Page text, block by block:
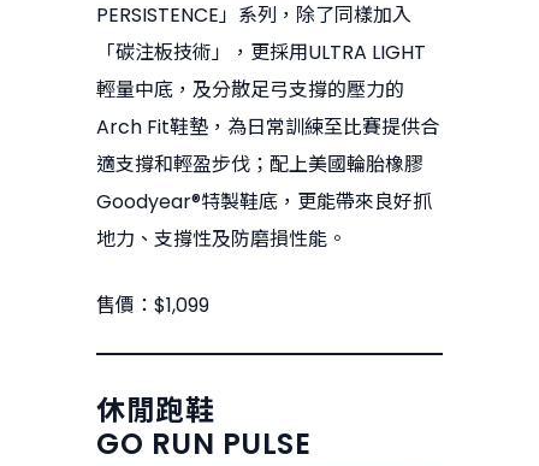
PERSISTENCE」系列，除了同樣加入
「碳注板技術」，更採用ULTRA LIGHT
輕量中底，及分散足弓支撐的壓力的
Arch Fit鞋墊，為日常訓練至比賽提供合
適支撐和輕盈步伐；配上美國輪胎橡膠
Goodyear®特製鞋底，更能帶來良好抓
地力、支撐性及防磨損性能。
售價：$1,099
休閒跑鞋
GO RUN PULSE